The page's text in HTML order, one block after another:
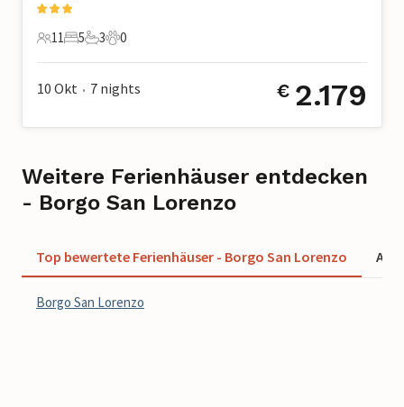
11 Gäste
11
5 Schlafzimmer
5
3 Badezimmer
3
0 Haustiere
0
10 Okt • 7 nights € 2.179
Weitere Ferienhäuser entdecken
- Borgo San Lorenzo
Top bewertete Ferienhäuser - Borgo San Lorenzo
Borgo San Lorenzo